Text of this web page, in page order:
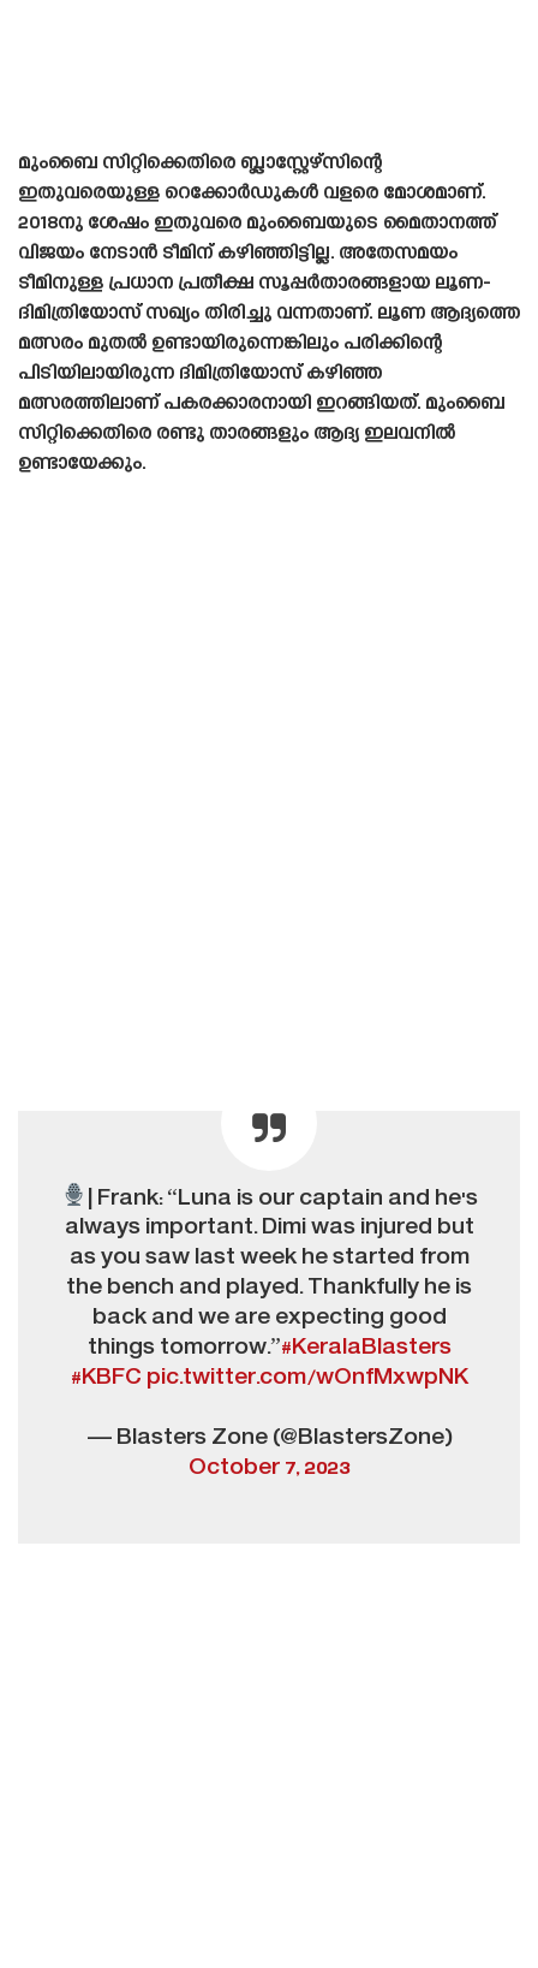
മുംബൈ സിറ്റിക്കെതിരെ ബ്ലാസ്റ്റേഴ്‌സിന്റെ
ഇതുവരെയുള്ള റെക്കോർഡുകൾ വളരെ മോശമാണ്.
2018നു ശേഷം ഇതുവരെ മുംബൈയുടെ മൈതാനത്ത്
വിജയം നേടാൻ ടീമിന് കഴിഞ്ഞിട്ടില്ല. അതേസമയം
ടീമിനുള്ള പ്രധാന പ്രതീക്ഷ സൂപ്പർതാരങ്ങളായ ലൂണ-
ദിമിത്രിയോസ് സഖ്യം തിരിച്ചു വന്നതാണ്. ലൂണ ആദ്യത്തെ
മത്സരം മുതൽ ഉണ്ടായിരുന്നെങ്കിലും പരിക്കിന്റെ
പിടിയിലായിരുന്ന ദിമിത്രിയോസ് കഴിഞ്ഞ
മത്സരത്തിലാണ് പകരക്കാരനായി ഇറങ്ങിയത്. മുംബൈ
സിറ്റിക്കെതിരെ രണ്ടു താരങ്ങളും ആദ്യ ഇലവനിൽ
ഉണ്ടായേക്കും.
| Frank: “Luna is our captain and he's
always important. Dimi was injured but
as you saw last week he started from
the bench and played. Thankfully he is
back and we are expecting good
things tomorrow.”#KeralaBlasters
#KBFC pic.twitter.com/wOnfMxwpNK
— Blasters Zone (@BlastersZone)
October 7, 2023